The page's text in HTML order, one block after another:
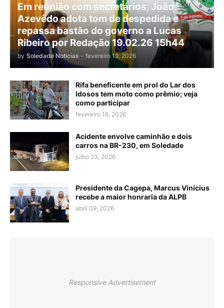
Em reunião com secretários, João
Azevêdo adota tom de despedida e
repassa bastão do governo a Lucas
Ribeiro por Redação 19.02.26 15h44
by Soledade Noticias - fevereiro 19, 2026
Rifa beneficente em prol do Lar dos
Idosos tem moto como prêmio; veja
como participar
fevereiro 16, 2026
Acidente envolve caminhão e dois
carros na BR-230, em Soledade
julho 23, 2026
Presidente da Cagepa, Marcus Vinícius
recebe a maior honraria da ALPB
abril 09, 2026
Responsive Advertisement